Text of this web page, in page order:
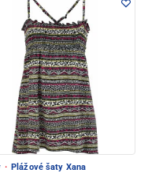
· Plážové šaty Xana